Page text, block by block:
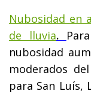
Nubosidad en
de lluvia.
nubosidad
moderados
para San Luís,